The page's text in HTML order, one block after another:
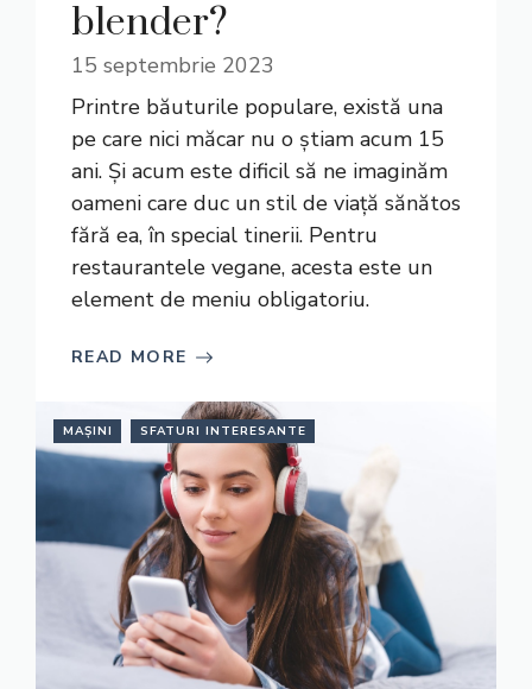
blender?
15 septembrie 2023
Printre băuturile populare, există una
pe care nici măcar nu o știam acum 15
ani. Și acum este dificil să ne imaginăm
oameni care duc un stil de viață sănătos
fără ea, în special tinerii. Pentru
restaurantele vegane, acesta este un
element de meniu obligatoriu.
READ MORE
MAȘINI SFATURI INTERESANTE